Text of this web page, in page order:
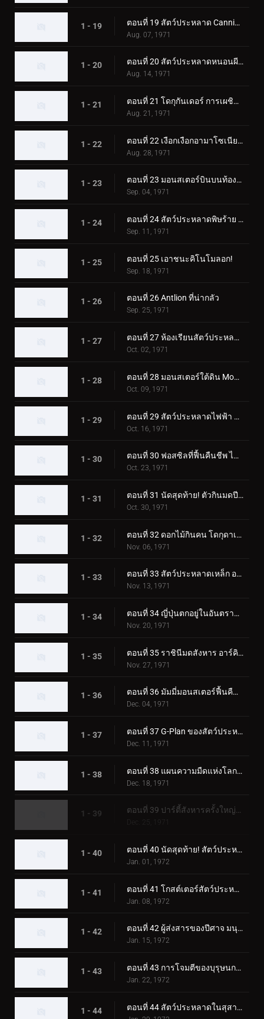
1 - 19 ตอนที่ 19 สัตว์ประหลาด Cannibubbler ปรากฏตัวที่ฮอกไกโด
Aug. 07, 1971
1 - 20 ตอนที่ 20 สัตว์ประหลาดหนอนผีเสื้อพ่นไฟ: โดกุกันเดอร์
Aug. 14, 1971
1 - 21 ตอนที่ 21 โดกุกันเดอร์ การเผชิญหน้าในปราสาทโอซาก้า
Aug. 21, 1971
1 - 22 ตอนที่ 22 เงือกเงือกอามาโซเนียที่น่าสงสัย
Aug. 28, 1971
1 - 23 ตอนที่ 23 มอนสเตอร์บินบนท้องฟ้า มูซาเบดอล
Sep. 04, 1971
1 - 24 ตอนที่ 24 สัตว์ประหลาดพิษร้าย คิโนโคมอลก์ ออกเดินทาง!
Sep. 11, 1971
1 - 25 ตอนที่ 25 เอาชนะคิโนโมลอก!
Sep. 18, 1971
1 - 26 ตอนที่ 26 Antlion ที่น่ากลัว
Sep. 25, 1971
1 - 27 ตอนที่ 27 ห้องเรียนสัตว์ประหลาดมูคาเดลาส
Oct. 02, 1971
1 - 28 ตอนที่ 28 มอนสเตอร์ใต้ดิน Mogurang
Oct. 09, 1971
1 - 29 ตอนที่ 29 สัตว์ประหลาดไฟฟ้า คุราเกดอล
Oct. 16, 1971
1 - 30 ตอนที่ 30 ฟอสซิลที่ฟื้นคืนชีพ ไทรโลไบต์ดูดเลือด
Oct. 23, 1971
1 - 31 ตอนที่ 31 นัดสุดท้าย! ตัวกินมดปีศาจ อาริกาบาริ
Oct. 30, 1971
1 - 32 ตอนที่ 32 ดอกไม้กินคน โดกุดาเลี่ยน
Nov. 06, 1971
1 - 33 ตอนที่ 33 สัตว์ประหลาดเหล็ก อาร์มาดิลอง
Nov. 13, 1971
1 - 34 ตอนที่ 34 ญี่ปุ่นตกอยู่ในอันตราย! การรุกรานของกามาจิลเลอร์
Nov. 20, 1971
1 - 35 ตอนที่ 35 ราชินีมดสังหาร อาร์คิมิดีส
Nov. 27, 1971
1 - 36 ตอนที่ 36 มัมมี่มอนสเตอร์ฟื้นคืนชีพ อิยิปตัส
Dec. 04, 1971
1 - 37 ตอนที่ 37 G-Plan ของสัตว์ประหลาดก๊าซพิษ Trickabuto
Dec. 11, 1971
1 - 38 ตอนที่ 38 แผนความมืดแห่งโลกของ Lightning Monster Eiking
Dec. 18, 1971
1 - 39 ตอนที่ 39 ปาร์ตี้สังหารครั้งใหญ่ของมนุษย์หมาป่าปีศาจ
Dec. 25, 1971
1 - 40 ตอนที่ 40 นัดสุดท้าย! สัตว์ประหลาดสโนว์แมนปะทะทูไรเดอร์
Jan. 01, 1972
1 - 41 ตอนที่ 41 โกสต์เตอร์สัตว์ประหลาดแมกม่า การต่อสู้ขั้นแตกหักที่ซากุระจิมะ
Jan. 08, 1972
1 - 42 ตอนที่ 42 ผู้ส่งสารของปีศาจ มนุษย์บินลึกลับ
Jan. 15, 1972
1 - 43 ตอนที่ 43 การโจมตีของบุรุษนกลึกลับ พราโนดอน
Jan. 22, 1972
1 - 44 ตอนที่ 44 สัตว์ประหลาดในสุสาน คาบินก้า